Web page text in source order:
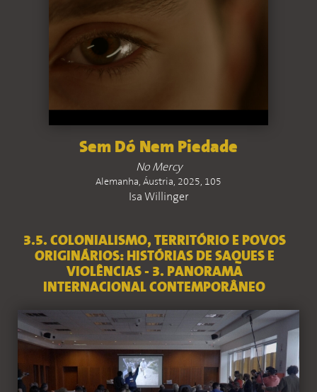
Sem Dó Nem Piedade
No Mercy
Alemanha, Áustria, 2025, 105
Isa Willinger
3.5. COLONIALISMO, TERRITÓRIO E POVOS
ORIGINÁRIOS: HISTÓRIAS DE SAQUES E
VIOLÊNCIAS - 3. PANORAMA
INTERNACIONAL CONTEMPORÂNEO